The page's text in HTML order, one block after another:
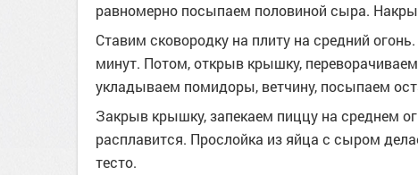
равномерно посыпаем половиной сыра.
Ставим сковородку на плиту на средний
минут. Потом, открыв крышку,
укладываем помидоры, ветчину, посыпаем
Закрыв крышку, запекаем пиццу на среднем
расплавится. Прослойка из яйца с сыром
тесто.